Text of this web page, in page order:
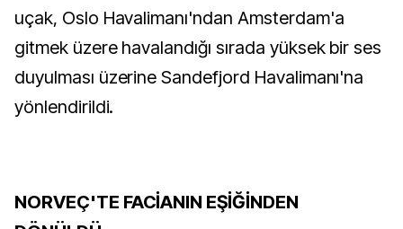
uçak, Oslo Havalimanı'ndan Amsterdam'a
gitmek üzere havalandığı sırada yüksek bir ses
duyulması üzerine Sandefjord Havalimanı'na
yönlendirildi.
NORVEÇ'TE FACİANIN EŞİĞİNDEN